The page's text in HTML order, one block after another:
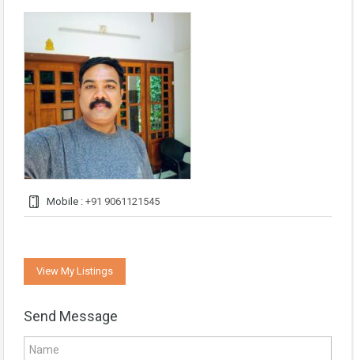
Mobile : +91 9061121545
View My Listings
Send Message